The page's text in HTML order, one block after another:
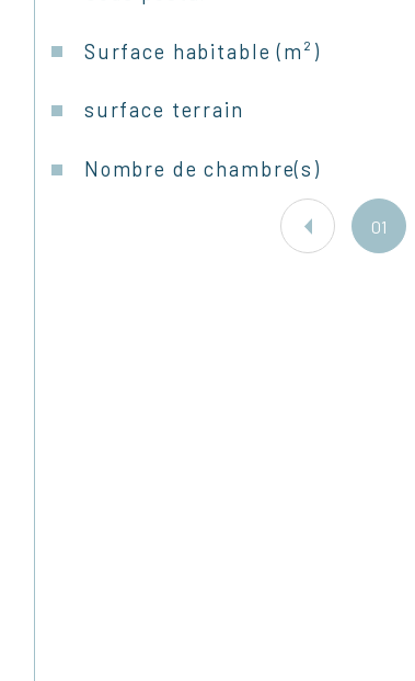
Surface habitable (m²)
surface terrain
Nombre de chambre(s)
01